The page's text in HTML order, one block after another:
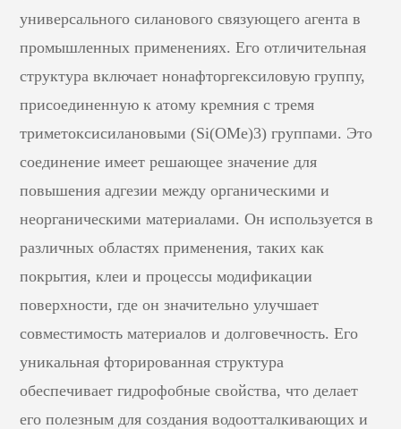
универсального силанового связующего агента в
промышленных применениях. Его отличительная
структура включает нонафторгексиловую группу,
присоединенную к атому кремния с тремя
триметоксисилановыми (Si(OMe)3) группами. Это
соединение имеет решающее значение для
повышения адгезии между органическими и
неорганическими материалами. Он используется в
различных областях применения, таких как
покрытия, клеи и процессы модификации
поверхности, где он значительно улучшает
совместимость материалов и долговечность. Его
уникальная фторированная структура
обеспечивает гидрофобные свойства, что делает
его полезным для создания водоотталкивающих и